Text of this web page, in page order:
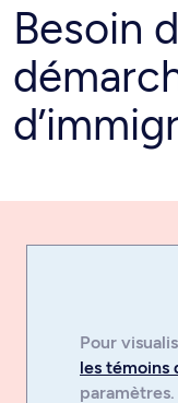
Besoin
Pour
les témoins
paramètres.